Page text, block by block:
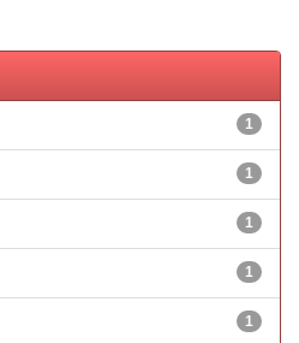
1
1
1
1
1